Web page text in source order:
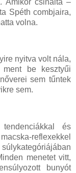
Spéth combjaira,
volna.
nyitva volt nála,
be kesztyűi
sem tűntek
sem.
és
reflexekkel
menetet vitt,
bunyót